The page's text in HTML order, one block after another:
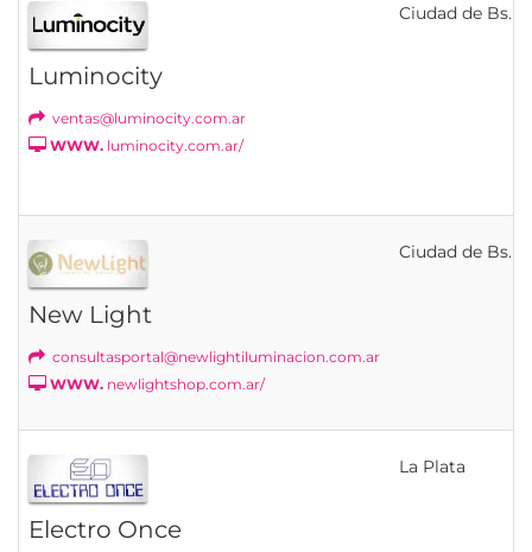
Luminocity
ventas@luminocity.com.ar
WWW. luminocity.com.ar/
Ciudad de Bs.
New Light
consultasportal@newlightiluminacion.com.ar
WWW. newlightshop.com.ar/
Ciudad de Bs.
Electro Once
La Plata